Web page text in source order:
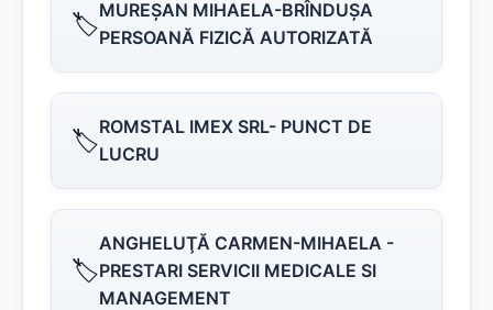
🏷️MUREŞAN MIHAELA-BRÎNDUŞA
PERSOANĂ FIZICĂ AUTORIZATĂ
🏷️ROMSTAL IMEX SRL- PUNCT DE
LUCRU
🏷️
ANGHELUŢĂ CARMEN-MIHAELA -
PRESTARI SERVICII MEDICALE SI
MANAGEMENT